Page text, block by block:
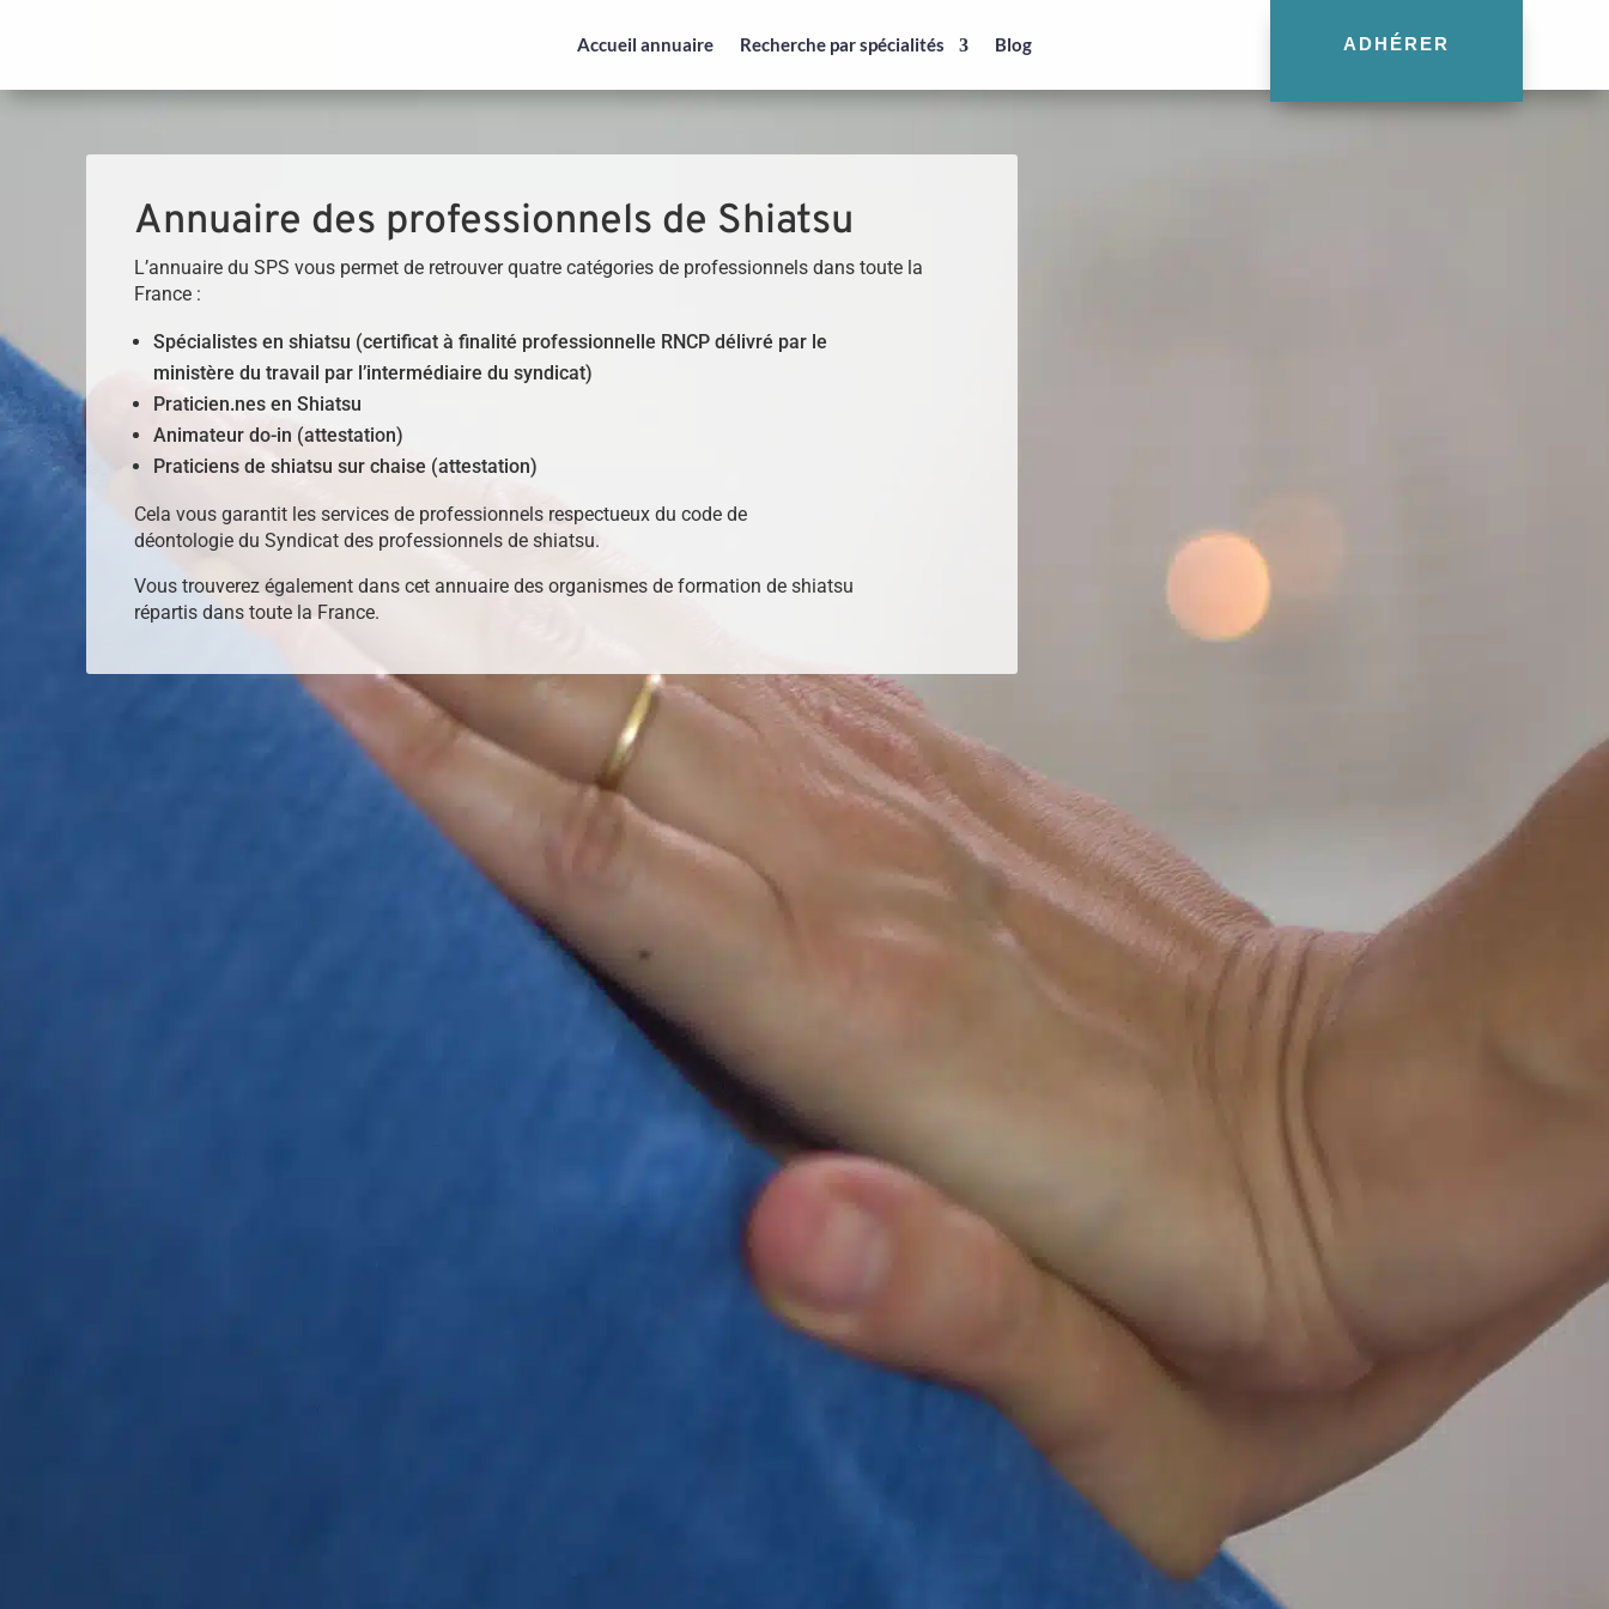
Accueil annuaire Recherche par spécialités Blog ADHÉRER
Annuaire des professionnels de Shiatsu
L’annuaire du SPS vous permet de retrouver quatre catégories de professionnels dans toute la
France :
Spécialistes en shiatsu (certificat à finalité professionnelle RNCP délivré par le
ministère du travail par l’intermédiaire du syndicat)
Praticien.nes en Shiatsu
Animateur do-in (attestation)
Praticiens de shiatsu sur chaise (attestation)
Cela vous garantit les services de professionnels respectueux du code de
déontologie du Syndicat des professionnels de shiatsu.
Vous trouverez également dans cet annuaire des organismes de formation de shiatsu
répartis dans toute la France.